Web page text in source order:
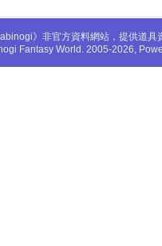
》非官方資料網站，提供道
Fantasy World. 2005-2026,